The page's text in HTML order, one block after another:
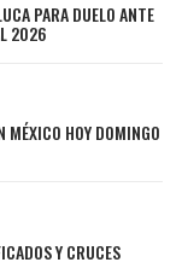
PARA DUELO ANTE
2026
MÉXICO HOY DOMINGO
Y CRUCES